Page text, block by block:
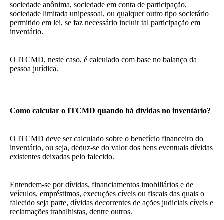
sociedade anônima, sociedade em conta de participação,
sociedade limitada unipessoal, ou qualquer outro tipo societário
permitido em lei, se faz necessário incluir tal participação em
inventário.
O ITCMD, neste caso, é calculado com base no balanço da
pessoa jurídica.
Como calcular o ITCMD quando há dívidas no inventário?
O ITCMD deve ser calculado sobre o benefício financeiro do
inventário, ou seja, deduz-se do valor dos bens eventuais dívidas
existentes deixadas pelo falecido.
Entendem-se por dívidas, financiamentos imobiliários e de
veículos, empréstimos, execuções cíveis ou fiscais das quais o
falecido seja parte, dívidas decorrentes de ações judiciais cíveis e
reclamações trabalhistas, dentre outros.